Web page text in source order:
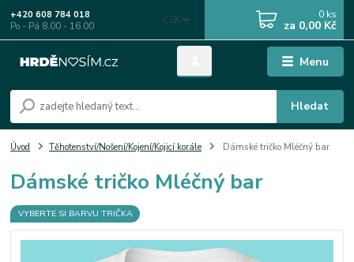
Menu
CZK
Hledat
+420 608 784 018
Po - Pá 8.00 - 16.00
0 ks
za 0,00 Kč
Úvod Těhotenství/Nošení/Kojení/Kojicí korále Dámské tričko Mléčný bar
Dámské tričko Mléčný bar
VYBERTE SI BARVU TRIČKA